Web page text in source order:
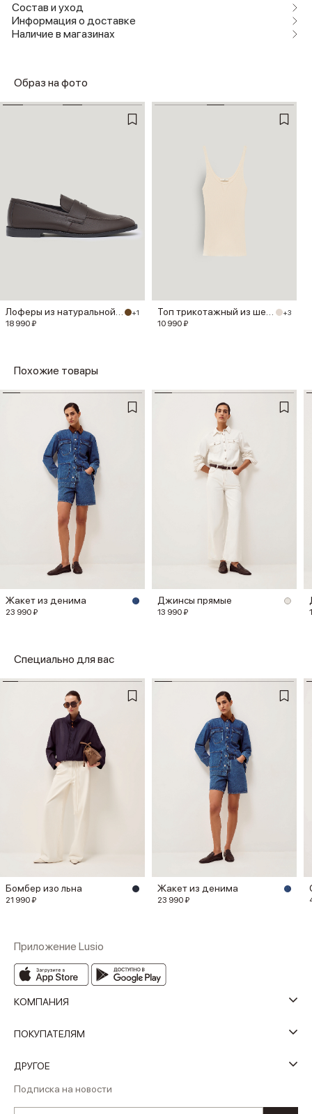
Состав и уход
Информация о доставке
Наличие в магазинах
Образ на фото
Лоферы из натуральной кожи +1
18 990 ₽
Топ трикотажный из шелка +3
10 990 ₽
Похожие товары
Жакет из денима
23 990 ₽
Джинсы прямые
13 990 ₽
Специально для вас
Бомбер изо льна
21 990 ₽
Жакет из денима
23 990 ₽
Приложение Lusio
КОМПАНИЯ
ПОКУПАТЕЛЯМ
ДРУГОЕ
Подписка на новости